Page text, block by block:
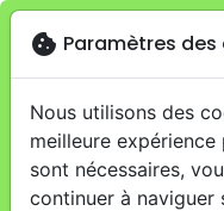
Je veux retirer ma
(Gare
warningCette boutique en
magasin.
Pour les livraisons à
commandes sur la
cookie Paramètres des
Nous utilisons des
meilleure
sont nécessaires,
continuer à naviguer